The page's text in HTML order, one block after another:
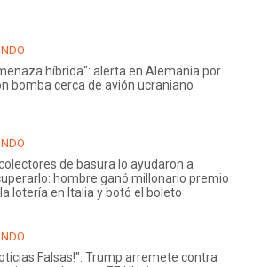
híbrida": alerta en Alemania por
bomba cerca de avión ucraniano
de basura lo ayudaron a
hombre ganó millonario premio
lotería en Italia y botó el boleto
Falsas!": Trump arremete contra